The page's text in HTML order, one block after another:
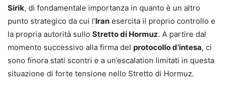
Sirik, di fondamentale importanza in quanto è un altro
punto strategico da cui l’Iran esercita il proprio controllo e
la propria autorità sullo Stretto di Hormuz. A partire dal
momento successivo alla firma del protocollo d’intesa, ci
sono finora stati scontri e a un’escalation limitati in questa
situazione di forte tensione nello Stretto di Hormuz.